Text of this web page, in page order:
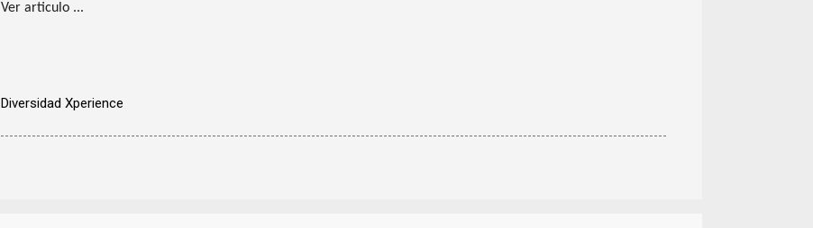
Ver articulo ...
Diversidad Xperience